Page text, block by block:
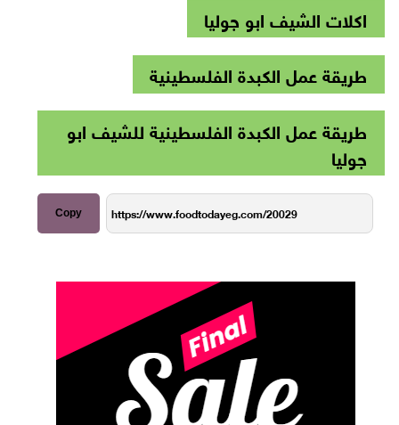
اكلات الشيف ابو جوليا
طريقة عمل الكبدة الفلسطينية
طريقة عمل الكبدة الفلسطينية للشيف ابو
جوليا
Copy